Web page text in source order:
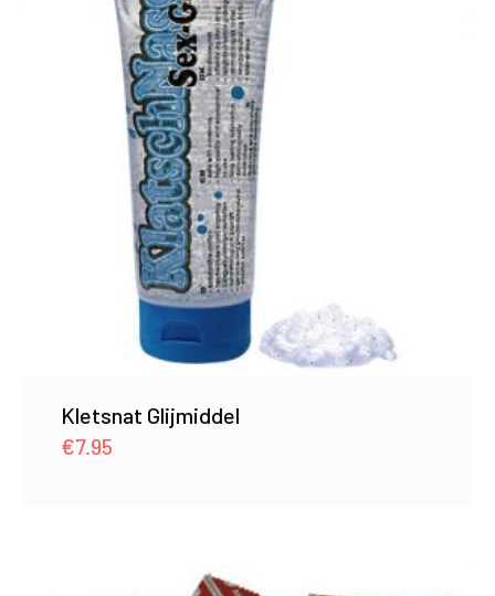
Kletsnat Glijmiddel
€7.95